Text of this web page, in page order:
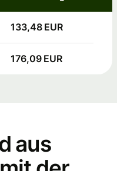
133,48 EUR
176,09 EUR
aus